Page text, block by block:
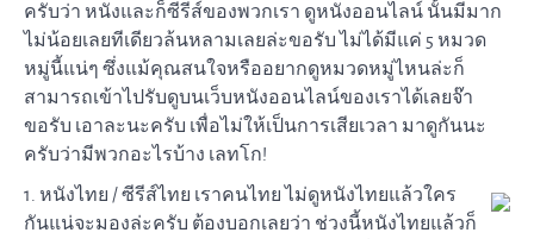
ครับว่า หนังและก็ซีรีส์ของพวกเรา ดูหนังออนไลน์ นั้นมีมาก
ไม่น้อยเลยทีเดียวล้นหลามเลยล่ะขอรับ ไม่ได้มีแค่ 5 หมวด
หมู่นี้แน่ๆ ซึ่งแม้คุณสนใจหรืออยากดูหมวดหมู่ไหนล่ะก็
สามารถเข้าไปรับดูบนเว็บหนังออนไลน์ของเราได้เลยจ๊า
ขอรับ เอาละนะครับ เพื่อไม่ให้เป็นการเสียเวลา มาดูกันนะ
ครับว่ามีพวกอะไรบ้าง เลทโก!
1. หนังไทย / ซีรีส์ไทย เราคนไทย ไม่ดูหนังไทยแล้วใคร
กันแน่จะมองล่ะครับ ต้องบอกเลยว่า ช่วงนี้หนังไทยแล้วก็